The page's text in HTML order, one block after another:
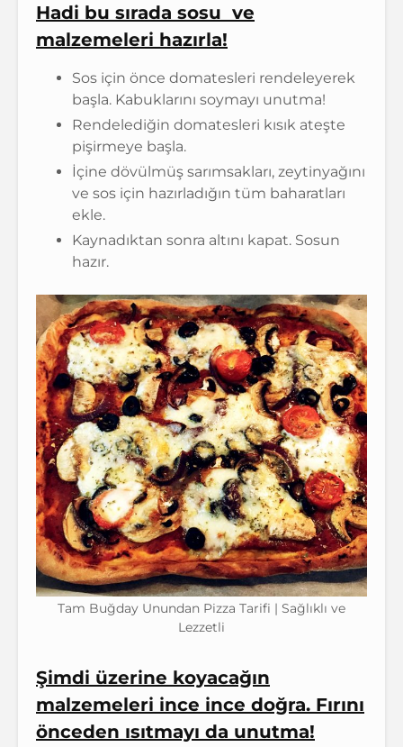
Hadi bu sırada sosu ve
malzemeleri hazırla!
Sos için önce domatesleri rendeleyerek
başla. Kabuklarını soymayı unutma!
Rendelediğin domatesleri kısık ateşte
pişirmeye başla.
İçine dövülmüş sarımsakları, zeytinyağını
ve sos için hazırladığın tüm baharatları
ekle.
Kaynadıktan sonra altını kapat. Sosun
hazır.
Tam Buğday Unundan Pizza Tarifi | Sağlıklı ve
Lezzetli
Şimdi üzerine koyacağın
malzemeleri ince ince doğra. Fırını
önceden ısıtmayı da unutma!